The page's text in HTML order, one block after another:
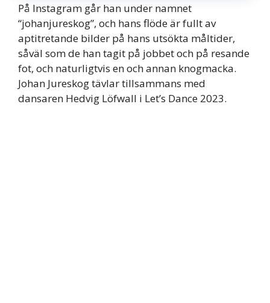
På Instagram går han under namnet
“johanjureskog”, och hans flöde är fullt av
aptitretande bilder på hans utsökta måltider,
såväl som de han tagit på jobbet och på resande
fot, och naturligtvis en och annan knogmacka.
Johan Jureskog tävlar tillsammans med
dansaren Hedvig Löfwall i Let’s Dance 2023.